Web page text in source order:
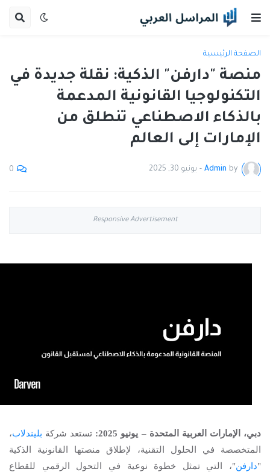
الصفحة الرئيسية
منصة "دارفن" الذكية: نقلة جديدة في
التكنولوجيا القانونية المدعمة
بالذكاء الاصطناعي تنطلق من
الإمارات إلى العالم
by
Admin
- يونيو 30, 2025 0
Responsive Advertisement
دبي، الإمارات العربية المتحدة – يونيو 2025: تستعد شركة بليندلاب،
المتخصصة في الحلول التقنية، لإطلاق منصتها القانونية الذكية
"دارفن"، التي تمثل خطوة نوعية في التحول الرقمي للقطاع